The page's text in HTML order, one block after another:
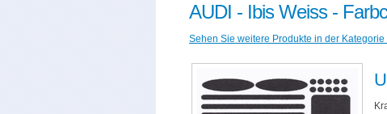
AUDI - Ibis Weiss -
Sehen Sie weitere Produkte in der